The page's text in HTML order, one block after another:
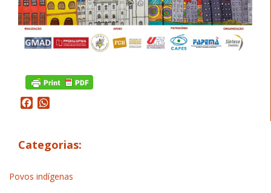
Facebook
Categorias:
Povos indígenas